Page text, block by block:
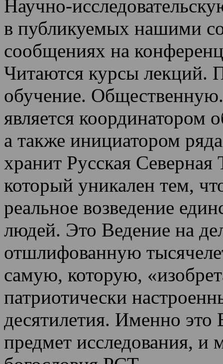
Научно-
в публикуемых нашими
сообщениях на
Читаются курсы лекций.
обучение.
является
а также инициатором
хранит Русская
который уникален тем,
реальное возведение
людей. Это Ведение на
отшлифованную
самую, которую,
патриотически
десятилетия. Именно это
предмет исследования, и